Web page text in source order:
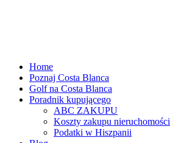
Home
Poznaj Costa Blanca
Golf na Costa Blanca
Poradnik kupującego
ABC ZAKUPU
Koszty zakupu nieruchomości
Podatki w Hiszpanii